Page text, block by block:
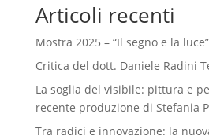
Articoli recenti
Mostra 2025 – “Il segno e la
Critica del dott. Daniele Radini
La soglia del visibile: pittura e
recente produzione di Stefania
Tra radici e innovazione: la